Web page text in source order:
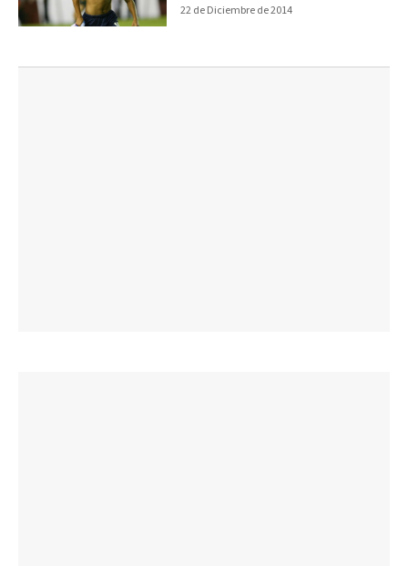
22 de Diciembre de 2014